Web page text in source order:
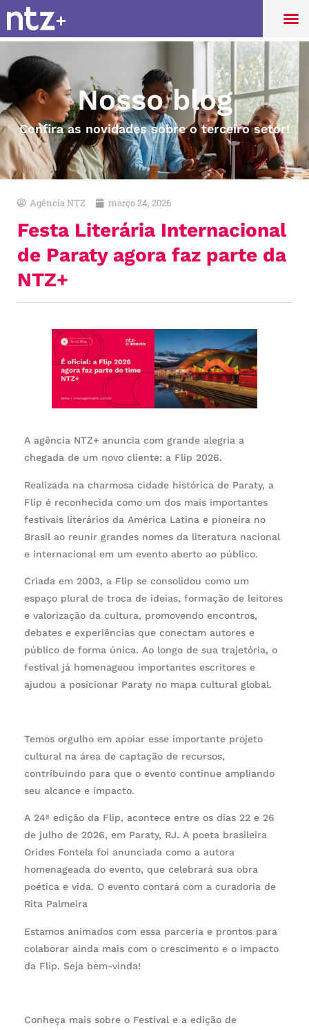
Nosso blog
Confira as novidades sobre o terceiro setor!
Agência NTZ março 24, 2026
Festa Literária Internacional
de Paraty agora faz parte da
NTZ+
A agência NTZ+ anuncia com grande alegria a
chegada de um novo cliente: a Flip 2026.
Realizada na charmosa cidade histórica de Paraty, a
Flip é reconhecida como um dos mais importantes
festivais literários da América Latina e pioneira no
Brasil ao reunir grandes nomes da literatura nacional
e internacional em um evento aberto ao público.
Criada em 2003, a Flip se consolidou como um
espaço plural de troca de ideias, formação de leitores
e valorização da cultura, promovendo encontros,
debates e experiências que conectam autores e
público de forma única. Ao longo de sua trajetória, o
festival já homenageou importantes escritores e
ajudou a posicionar Paraty no mapa cultural global.
Temos orgulho em apoiar esse importante projeto
cultural na área de captação de recursos,
contribuindo para que o evento continue ampliando
seu alcance e impacto.
A 24ª edição da Flip, acontece entre os dias 22 e 26
de julho de 2026, em Paraty, RJ. A poeta brasileira
Orides Fontela foi anunciada como a autora
homenageada do evento, que celebrará sua obra
poética e vida. O evento contará com a curadoria de
Rita Palmeira
Estamos animados com essa parceria e prontos para
colaborar ainda mais com o crescimento e o impacto
da Flip. Seja bem-vinda!
Conheça mais sobre o Festival e a edição de